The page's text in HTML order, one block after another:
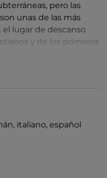
pero las
unas de las más
lugar de descanso
y de los primeros
millón de cristianos.
las antiguas criptas.
forma estupenda de
italiano, español